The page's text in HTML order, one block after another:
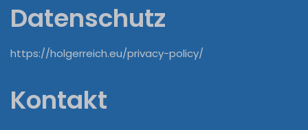
Datenschutz
https://holgerreich.eu/privacy-policy/
Kontakt